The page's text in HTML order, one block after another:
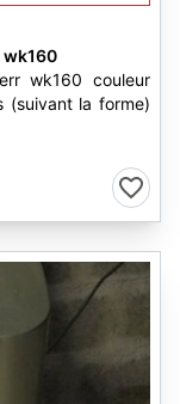
wk160
wk160 couleur
(suivant la forme)